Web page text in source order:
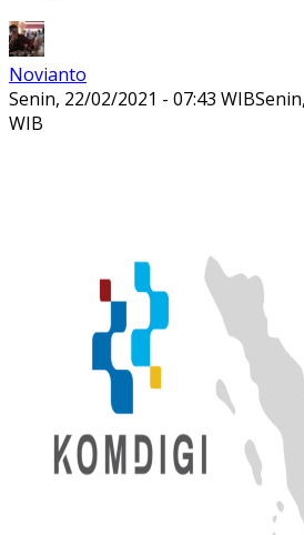
Novianto
Senin, 22/02/2021 - 07:43 WIB
WIB